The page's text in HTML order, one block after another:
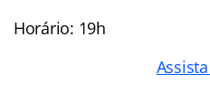
Horário: 19h